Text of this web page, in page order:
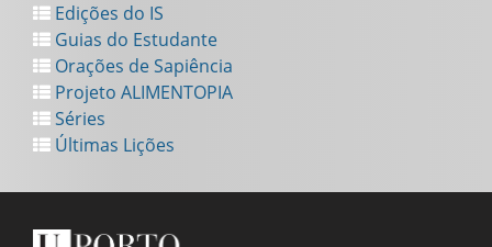
Edições do IS
Guias do Estudante
Orações de Sapiência
Projeto ALIMENTOPIA
Séries
Últimas Lições